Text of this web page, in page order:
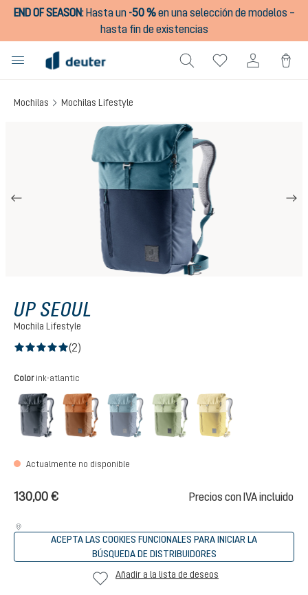
principal
END OF SEASON:Hasta un -50 %en una selección de modelos –
hasta fin de existencias
Mochilas Mochilas Lifestyle
Omitir galería de imágenes
UP SEOUL
Mochila Lifestyle
(2)
Seleccione
Color ink-atlantic
black mocha-pecanink-atlantic
(Esta opción no está disponible en este
grove-mineralturmeric-ginger
(Esta opción no
Actualmente no disponible
130,00 € Precios con IVA incluido
ACEPTA LAS COOKIES FUNCIONALES PARA INICIAR LA
BÚSQUEDA DE DISTRIBUIDORES
Añadir a la lista de deseos